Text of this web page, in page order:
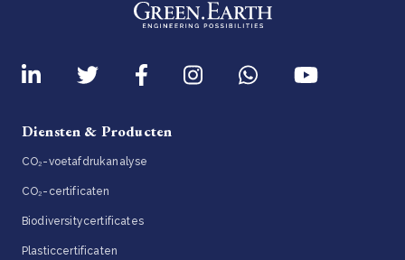
Diensten & Producten
CO₂-voetafdrukanalyse
CO₂-certificaten
Biodiversitycertificates
Plasticcertificaten